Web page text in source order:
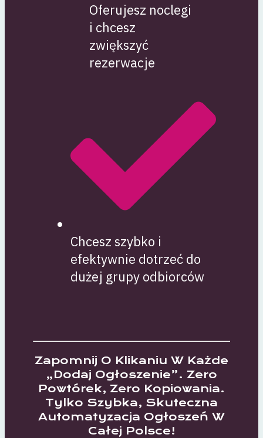
Oferujesz noclegi
i chcesz
zwiększyć
rezerwacje
Chcesz szybko i
efektywnie dotrzeć do
dużej grupy odbiorców
Zapomnij O Klikaniu W Każde
„dodaj Ogłoszenie”. Zero
Powtórek, Zero Kopiowania.
Tylko Szybka, Skuteczna
Automatyzacja Ogłoszeń W
Całej Polsce!